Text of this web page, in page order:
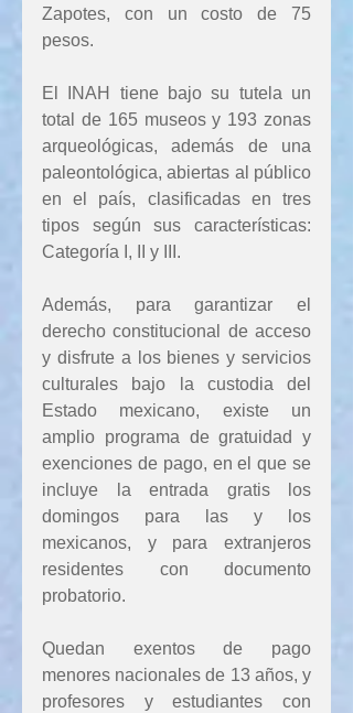
Zapotes, con un costo de 75
pesos.
El INAH tiene bajo su tutela un
total de 165 museos y 193 zonas
arqueológicas, además de una
paleontológica, abiertas al público
en el país, clasificadas en tres
tipos según sus características:
Categoría I, II y III.
Además, para garantizar el
derecho constitucional de acceso
y disfrute a los bienes y servicios
culturales bajo la custodia del
Estado mexicano, existe un
amplio programa de gratuidad y
exenciones de pago, en el que se
incluye la entrada gratis los
domingos para las y los
mexicanos, y para extranjeros
residentes con documento
probatorio.
Quedan exentos de pago
menores nacionales de 13 años, y
profesores y estudiantes con